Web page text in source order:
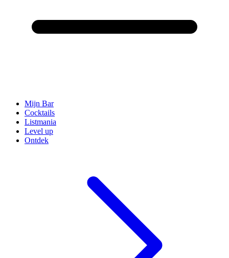
Mijn Bar
Cocktails
Listmania
Level up
Ontdek